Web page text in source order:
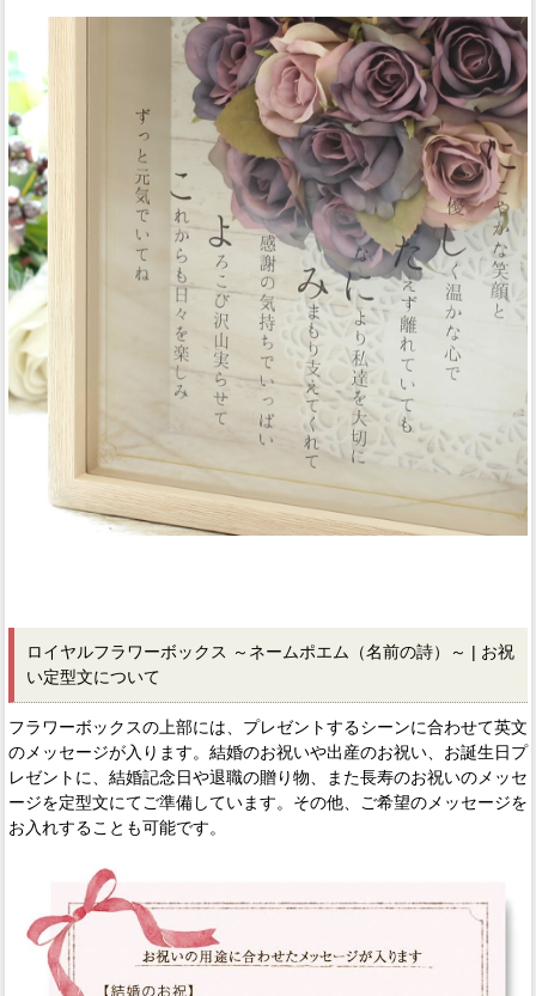
ロイヤルフラワーボックス ～ネームポエム（名前の詩）～ | お祝
い定型文について
フラワーボックスの上部には、プレゼントするシーンに合わせて英文
のメッセージが入ります。結婚のお祝いや出産のお祝い、お誕生日プ
レゼントに、結婚記念日や退職の贈り物、また長寿のお祝いのメッセ
ージを定型文にてご準備しています。その他、ご希望のメッセージを
お入れすることも可能です。